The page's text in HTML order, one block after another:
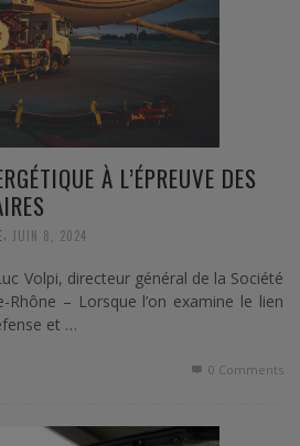
À L’ÉPREUVE DES
JUIN 8, 2024
Volpi, directeur général de la Société
Rhône – Lorsque l’on examine le lien
et …
0 Comments